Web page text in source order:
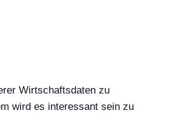
Wirtschaftsdaten zu
wird es interessant sein zu